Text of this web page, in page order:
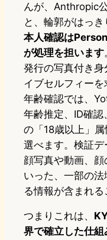
んが、Anthropic
と、輪郭がはっき
本人確認は
が処理を担います
発行の写真付き
イブセルフィーを
年齢確認では、
年齢推定、ID確
の「18歳以上」
選べます。検証デ
顔写真や動画、
いった、一部の
る情報が含まれる
つまりこれは、
界で確立した仕